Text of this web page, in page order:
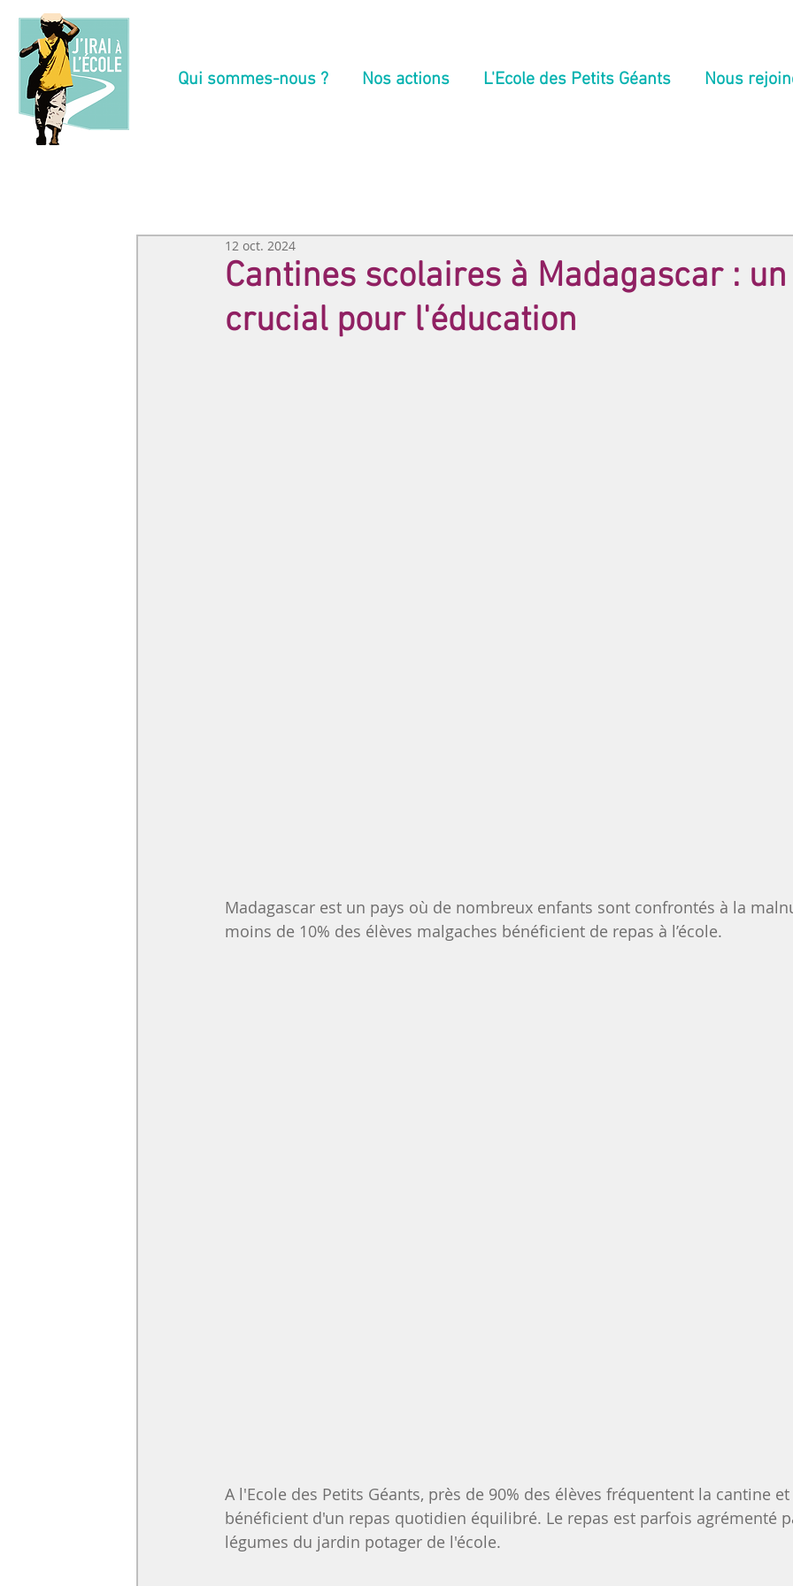
Qui sommes-nous ? Nos actions L'Ecole des Petits Géants Nous
Cantines scolaires à Madagascar :
crucial pour l'éducation
12 oct. 2024
Madagascar est un pays où de nombreux enfants sont confrontés à la
moins de 10% des élèves malgaches bénéficient de repas à l’école.
A l'Ecole des Petits Géants, près de 90% des élèves fréquentent la cantine et
bénéficient d'un repas quotidien équilibré. Le repas est parfois agrémenté
légumes du jardin potager de l'école.